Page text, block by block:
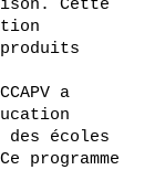
Cette
a
écoles
programme